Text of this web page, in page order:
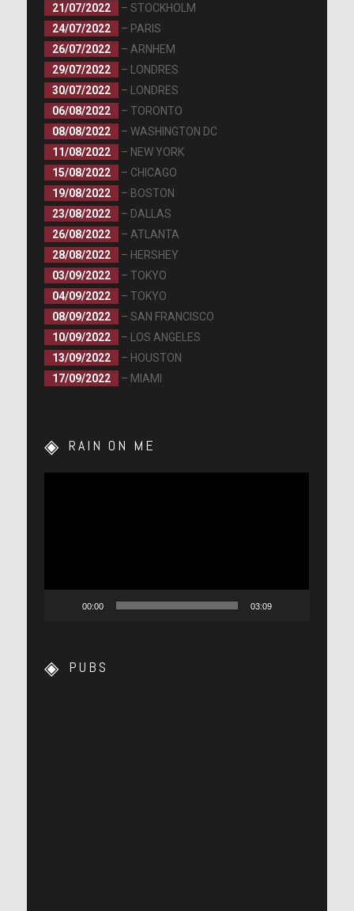
21/07/2022
– STOCKHOLM
24/07/2022
– PARIS
26/07/2022
– ARNHEM
29/07/2022
– LONDRES
30/07/2022
– LONDRES
06/08/2022
– TORONTO
08/08/2022
– WASHINGTON DC
11/08/2022
– NEW YORK
15/08/2022
– CHICAGO
19/08/2022
– BOSTON
23/08/2022
– DALLAS
26/08/2022
– ATLANTA
28/08/2022
– HERSHEY
03/09/2022
– TOKYO
04/09/2022
– TOKYO
08/09/2022
– SAN FRANCISCO
10/09/2022
– LOS ANGELES
13/09/2022
– HOUSTON
17/09/2022
– MIAMI
RAIN ON ME
00:00 03:09
PUBS